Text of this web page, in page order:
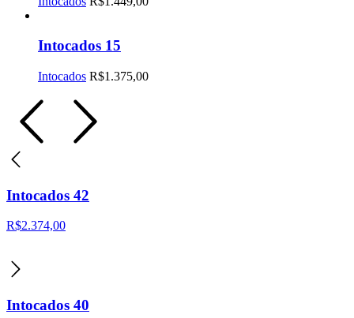
Intocados 15
Intocados R$1.375,00
Intocados 42
R$2.374,00
Intocados 40